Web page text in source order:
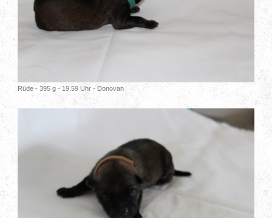
Rüde - 395 g - 19.59 Uhr - Donovan